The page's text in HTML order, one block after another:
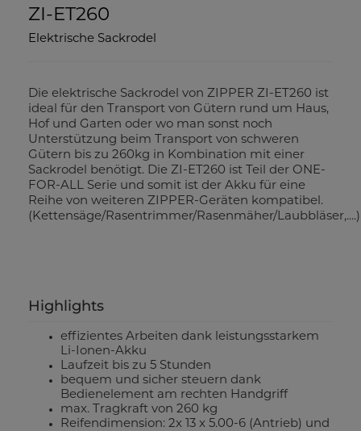
ZI-ET260
Elektrische Sackrodel
Die elektrische Sackrodel von ZIPPER ZI-ET260 ist
ideal für den Transport von Gütern rund um Haus,
Hof und Garten oder wo man sonst noch
Unterstützung beim Transport von schweren
Gütern bis zu 260kg in Kombination mit einer
Sackrodel benötigt. Die ZI-ET260 ist Teil der ONE-
FOR-ALL Serie und somit ist der Akku für eine
Reihe von weiteren ZIPPER-Geräten kompatibel.
(Kettensäge/Rasentrimmer/Rasenmäher/Laubbläser,....)
Highlights
effizientes Arbeiten dank leistungsstarkem
Li-Ionen-Akku
Laufzeit bis zu 5 Stunden
bequem und sicher steuern dank
Bedienelement am rechten Handgriff
max. Tragkraft von 260 kg
Reifendimension: 2x 13 x 5.00-6 (Antrieb) und